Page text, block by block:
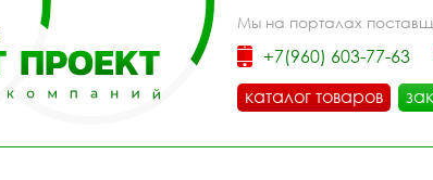
Мы на порталах
+7(960) 603-77-63
каталог товаров